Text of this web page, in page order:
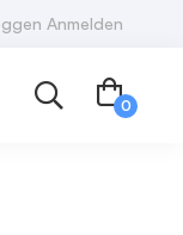
Anmelden